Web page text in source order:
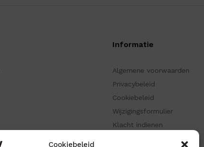
Cookiebeleid
Informatie
Algemene voorwaarden
Privacybeleid
Cookiebeleid
Wijzigingsformulier
Klacht indienen